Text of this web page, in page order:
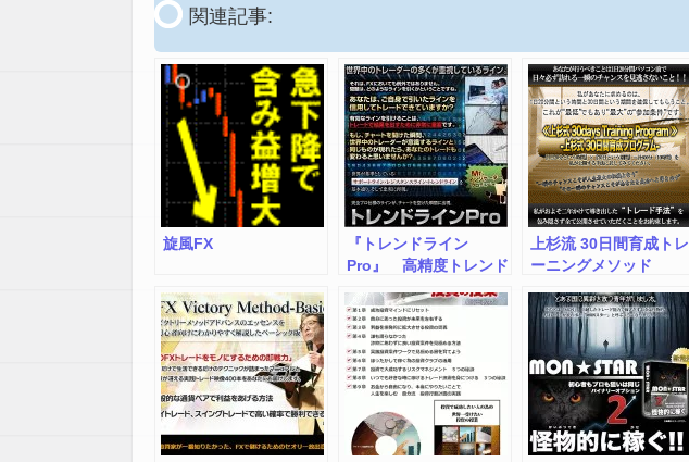
関連記事:
旋風FX
『トレンドライン
Pro』 高精度トレンド
ケーター
上杉流 30日間育成トレ
ーニングメソッド